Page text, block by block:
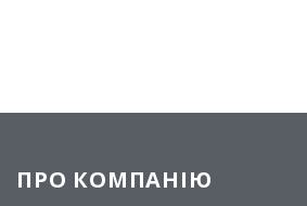
ПРО КОМПАНІЮ